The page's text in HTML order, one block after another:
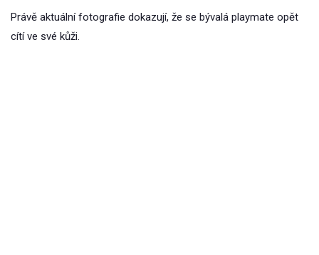
Právě aktuální fotografie dokazují, že se bývalá playmate opět
cítí ve své kůži.